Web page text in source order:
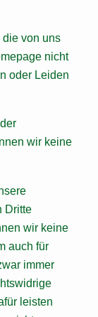
von uns
nicht
oder Leiden
wir keine
Dritte
wir keine
auch für
immer
leisten